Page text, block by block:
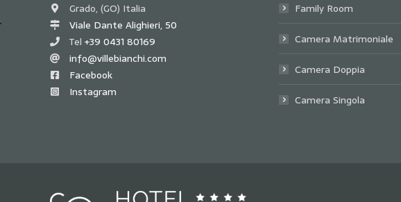
Grado, (GO) Italia
Viale Dante Alighieri, 50
Tel +39 0431 80169
info@villebianchi.com
Facebook
Instagram
Family Room
Camera Matrimoniale
Camera Doppia
Camera Singola